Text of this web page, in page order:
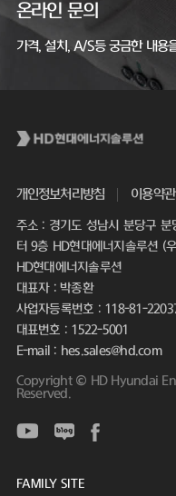
온라인 문의
가격, 설치, A/S등 궁금한 내용
개인정보처리방침 이용약관
주소 : 경기도 성남시 분당구
터 9층 HD현대에너지솔루션 (
HD현대에너지솔루션
대표자 : 박종환
사업자등록번호 : 118-81-
대표번호 : 1522-5001
E-mail : hes.sales@hd.com
Copyright © HD Hyundai
Reserved.